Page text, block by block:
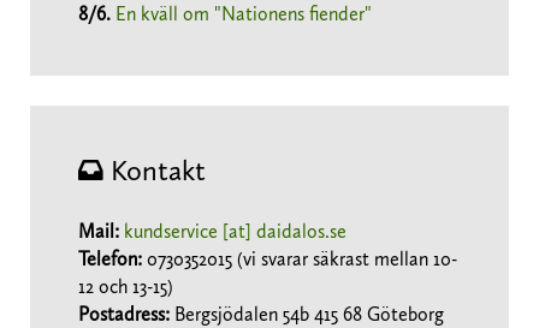
8/6. En kväll om "Nationens fiender"
Kontakt
Mail: kundservice [at] daidalos.se
Telefon: 0730352015 (vi svarar säkrast mellan 10-
12 och 13-15)
Postadress: Bergsjödalen 54b 415 68 Göteborg